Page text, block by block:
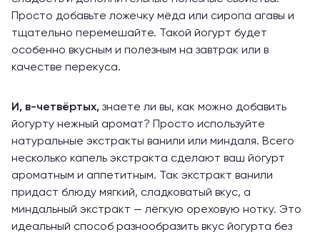
Просто добавьте ложечку мёда или сиропа агавы и
тщательно перемешайте. Такой йогурт будет
особенно вкусным и полезным на завтрак или в
качестве перекуса.
И, в-четвёртых, знаете ли вы, как можно добавить
йогурту нежный аромат? Просто используйте
натуральные экстракты ванили или миндаля. Всего
несколько капель экстракта сделают ваш йогурт
ароматным и аппетитным. Так экстракт ванили
придаст блюду мягкий, сладковатый вкус, а
миндальный экстракт — лёгкую ореховую нотку. Это
идеальный способ разнообразить вкус йогурта без